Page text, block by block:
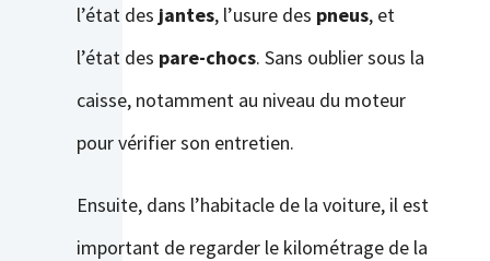
l’état des jantes, l’usure des pneus, et
l’état des pare-chocs. Sans oublier sous la
caisse, notamment au niveau du moteur
pour vérifier son entretien.
Ensuite, dans l’habitacle de la voiture, il est
important de regarder le kilométrage de la